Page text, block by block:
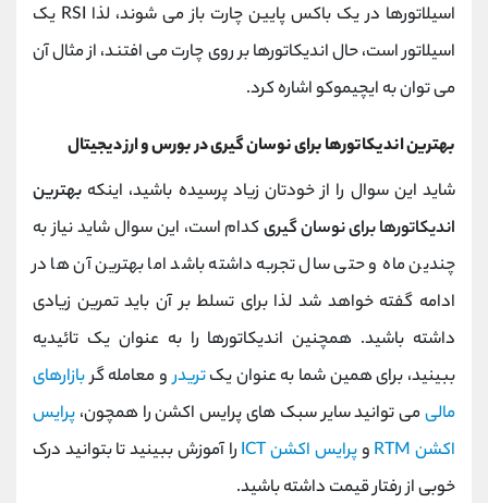
اسیلاتورها در یک باکس پایین چارت باز می شوند، لذا RSI یک
اسیلاتور است، حال اندیکاتورها بر روی چارت می افتند، از مثال آن
می توان به ایچیموکو اشاره کرد.
بهترین اندیکاتورها برای نوسان گیری در بورس و ارز دیجیتال
شاید این سوال را از خودتان زیاد پرسیده باشید، اینکه بهترین
اندیکاتورها برای نوسان گیریکدام است، این سوال شاید نیاز به
چندین ماه و حتی سال تجربه داشته باشد اما بهترین آن ها در
ادامه گفته خواهد شد لذا برای تسلط بر آن باید تمرین زیادی
داشته باشید. همچنین اندیکاتورها را به عنوان یک تائیدیه
ببینید، برای همین شما به عنوان یکتریدرو معامله گربازارهای
مالیمی توانید سایر سبک های پرایس اکشن را همچون، پرایس
اکشن RTM وپرایس اکشنICT را آموزش ببینید تا بتوانید درک
خوبی از رفتار قیمت داشته باشید.